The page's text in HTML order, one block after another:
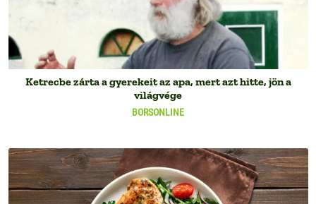
BORSONLINE
Ketrecbe zárta a gyerekeit az apa, mert azt hitte, jön a
világvége